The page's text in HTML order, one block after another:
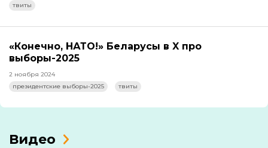
твиты
«Конечно, НАТО!» Беларусы в X про
выборы-2025
2 ноября 2024
президентские выборы-2025
твиты
Видео